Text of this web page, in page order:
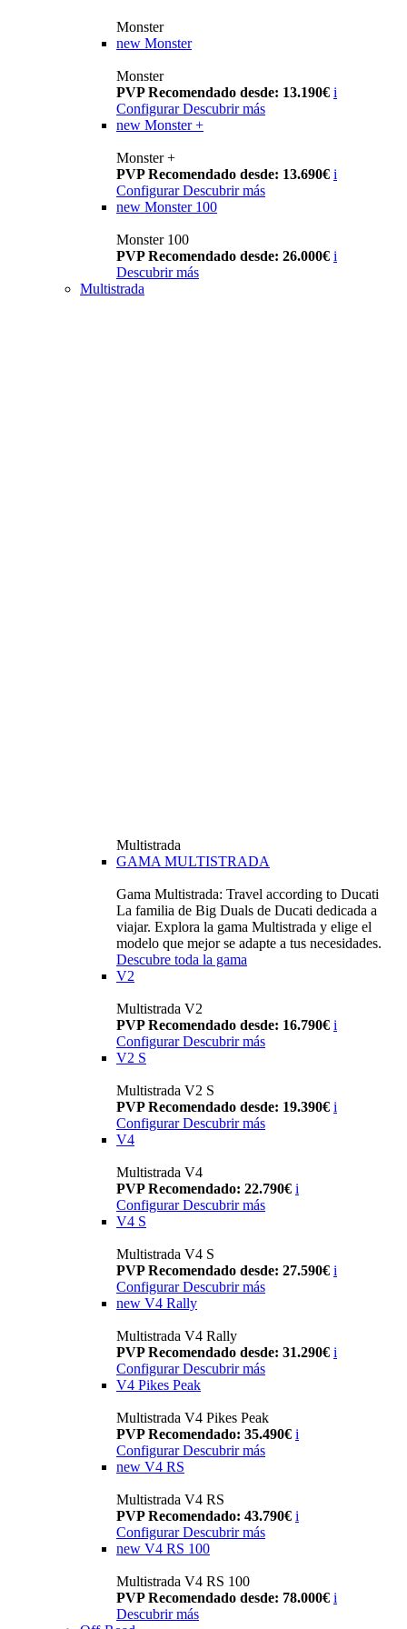
Monster
new Monster
Monster
PVP Recomendado desde: 13.190€ i
Configurar Descubrir más
new Monster +
Monster +
PVP Recomendado desde: 13.690€ i
Configurar Descubrir más
new Monster 100
Monster 100
PVP Recomendado desde: 26.000€ i
Descubrir más
Multistrada
Multistrada
GAMA MULTISTRADA
Gama Multistrada: Travel according to Ducati
La familia de Big Duals de Ducati dedicada a
viajar. Explora la gama Multistrada y elige el
modelo que mejor se adapte a tus necesidades.
Descubre toda la gama
V2
Multistrada V2
PVP Recomendado desde: 16.790€ i
Configurar Descubrir más
V2 S
Multistrada V2 S
PVP Recomendado desde: 19.390€ i
Configurar Descubrir más
V4
Multistrada V4
PVP Recomendado: 22.790€ i
Configurar Descubrir más
V4 S
Multistrada V4 S
PVP Recomendado desde: 27.590€ i
Configurar Descubrir más
new V4 Rally
Multistrada V4 Rally
PVP Recomendado desde: 31.290€ i
Configurar Descubrir más
V4 Pikes Peak
Multistrada V4 Pikes Peak
PVP Recomendado: 35.490€ i
Configurar Descubrir más
new V4 RS
Multistrada V4 RS
PVP Recomendado: 43.790€ i
ConfigurarDescubrir más
new V4 RS 100
Multistrada V4 RS 100
PVP Recomendado desde: 78.000€ i
Descubrir más